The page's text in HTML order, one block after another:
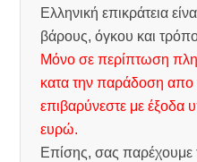
Ελληνική επικράτεια
βάρους, όγκου και
Μόνο σε περίπτωση
κατα την παράδοση απο
επιβαρύνεστε με έξοδα
ευρώ.
Επίσης, σας παρέχουμε